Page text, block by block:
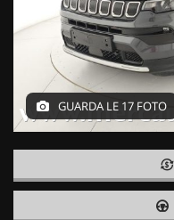
CONTATTI
GUARDA LE 17 FOTO